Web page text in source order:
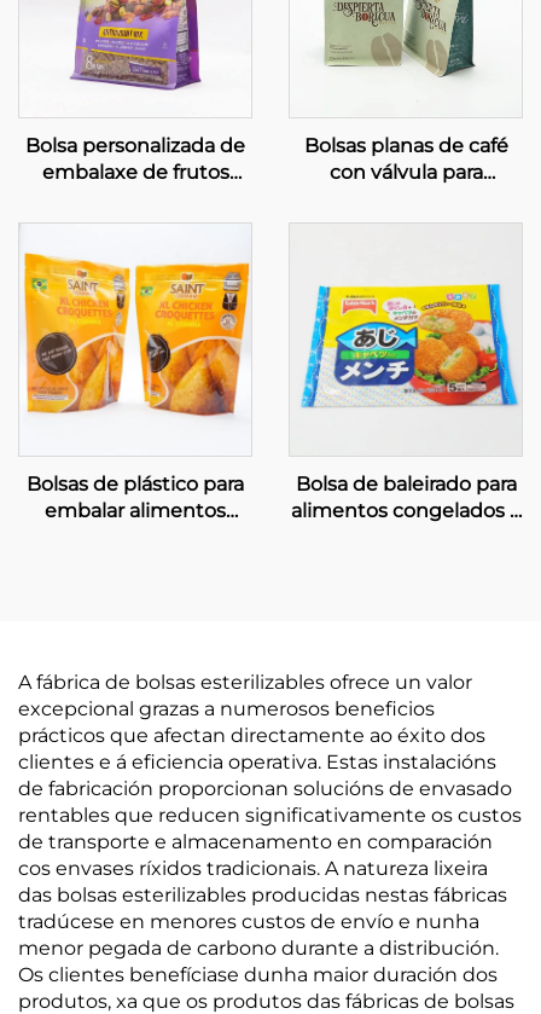
Bolsa personalizada de
embalaxe de frutos
bolsa para embalar
Bolsas planas de café
con válvula para
café
Bolsas de plástico para
embalar alimentos
Bolsa de baleirado para
alimentos congelados e
A fábrica de bolsas esterilizables ofrece un valor
excepcional grazas a numerosos beneficios
prácticos que afectan directamente ao éxito dos
clientes e á eficiencia operativa. Estas instalacións
de fabricación proporcionan solucións de envasado
rentables que reducen significativamente os custos
de transporte e almacenamento en comparación
cos envases ríxidos tradicionais. A natureza lixeira
das bolsas esterilizables producidas nestas fábricas
tradúcese en menores custos de envío e nunha
menor pegada de carbono durante a distribución.
Os clientes benefíciase dunha maior duración dos
produtos, xa que os produtos das fábricas de bolsas